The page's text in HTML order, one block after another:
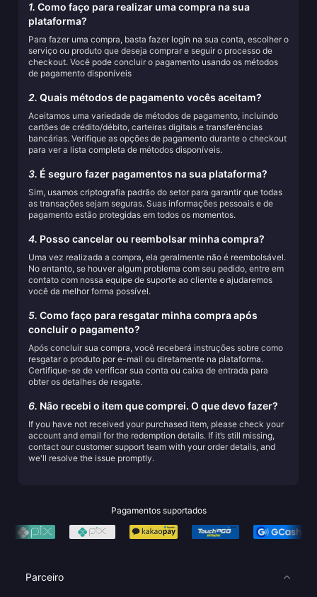
1. Como faço para realizar uma compra na sua
plataforma?
Para fazer uma compra, basta fazer login na sua conta, escolher o
serviço ou produto que deseja comprar e seguir o processo de
checkout. Você pode concluir o pagamento usando os métodos
de pagamento disponíveis
2. Quais métodos de pagamento vocês aceitam?
Aceitamos uma variedade de métodos de pagamento, incluindo
cartões de crédito/débito, carteiras digitais e transferências
bancárias. Verifique as opções de pagamento durante o checkout
para ver a lista completa de métodos disponíveis.
3. É seguro fazer pagamentos na sua plataforma?
Sim, usamos criptografia padrão do setor para garantir que todas
as transações sejam seguras. Suas informações pessoais e de
pagamento estão protegidas em todos os momentos.
4. Posso cancelar ou reembolsar minha compra?
Uma vez realizada a compra, ela geralmente não é reembolsável.
No entanto, se houver algum problema com seu pedido, entre em
contato com nossa equipe de suporte ao cliente e ajudaremos
você da melhor forma possível.
5. Como faço para resgatar minha compra após
concluir o pagamento?
Após concluir sua compra, você receberá instruções sobre como
resgatar o produto por e-mail ou diretamente na plataforma.
Certifique-se de verificar sua conta ou caixa de entrada para
obter os detalhes de resgate.
6. Não recebi o item que comprei. O que devo fazer?
If you have not received your purchased item, please check your
account and email for the redemption details. If it’s still missing,
contact our customer support team with your order details, and
we'll resolve the issue promptly.
Pagamentos suportados
Parceiro